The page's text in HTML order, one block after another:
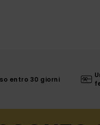
entro 30 giorni